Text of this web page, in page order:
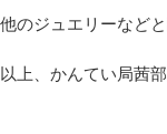
他のジュエリーなど
以上、かんてい局茜部